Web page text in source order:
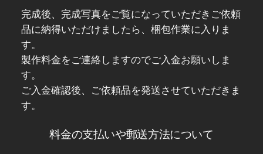
完成後、完成写真をご覧になっていただきご依頼
品に納得いただけましたら、梱包作業に入りま
す。
製作料金をご連絡しますのでご入金お願いしま
す。
ご入金確認後、ご依頼品を発送させていただきま
す。
料金の支払いや郵送方法について